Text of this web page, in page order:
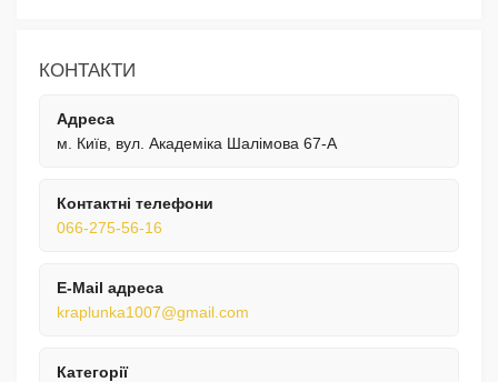
КОНТАКТИ
Адреса
м. Київ, вул. Академіка Шалімова 67-А
Контактні телефони
066-275-56-16
E-Mail адреса
kraplunka1007@gmail.com
Категорії